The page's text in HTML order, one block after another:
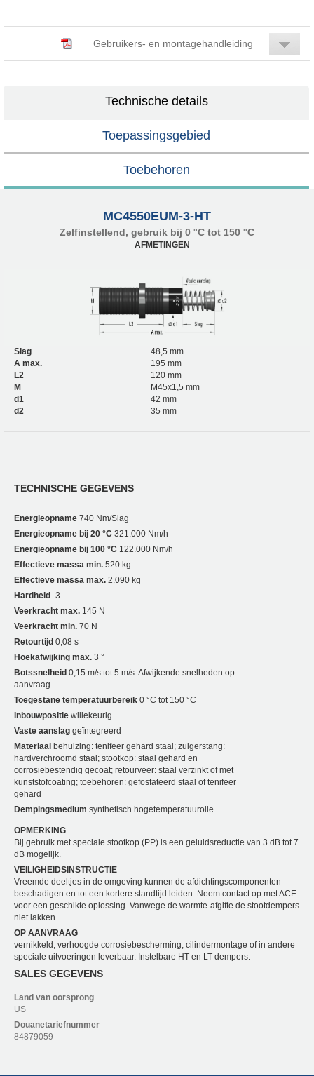
Gebruikers- en montagehandleiding
Technische details
Toepassingsgebied
Toebehoren
MC4550EUM-3-HT
Zelfinstellend, gebruik bij 0 °C tot 150 °C
AFMETINGEN
Slag
48,5 mm
A max.
195 mm
L2
120 mm
M
M45x1,5 mm
d1
42 mm
d2
35 mm
TECHNISCHE GEGEVENS
Energieopname 740 Nm/Slag
Energieopname bij 20 °C 321.000 Nm/h
Energieopname bij 100 °C 122.000 Nm/h
Effectieve massa min. 520 kg
Effectieve massa max. 2.090 kg
Hardheid -3
Veerkracht max. 145 N
Veerkracht min. 70 N
Retourtijd 0,08 s
Hoekafwijking max. 3 °
Botssnelheid 0,15 m/s tot 5 m/s. Afwijkende snelheden op
aanvraag.
Toegestane temperatuurbereik 0 °C tot 150 °C
Inbouwpositie willekeurig
Vaste aanslag geïntegreerd
Materiaal behuizing: tenifeer gehard staal; zuigerstang:
hardverchroomd staal; stootkop: staal gehard en
corrosiebestendig gecoat; retourveer: staal verzinkt of met
kunststofcoating; toebehoren: gefosfateerd staal of tenifeer
gehard
Dempingsmedium synthetisch hogetemperatuurolie
OPMERKING
Bij gebruik met speciale stootkop (PP) is een geluidsreductie van 3 dB tot 7
dB mogelijk.
VEILIGHEIDSINSTRUCTIE
Vreemde deeltjes in de omgeving kunnen de afdichtingscomponenten
beschadigen en tot een kortere standtijd leiden. Neem contact op met ACE
voor een geschikte oplossing. Vanwege de warmte-afgifte de stootdempers
niet lakken.
OP AANVRAAG
vernikkeld, verhoogde corrosiebescherming, cilindermontage of in andere
speciale uitvoeringen leverbaar. Instelbare HT en LT dempers.
SALES GEGEVENS
Land van oorsprong
US
Douanetariefnummer
84879059